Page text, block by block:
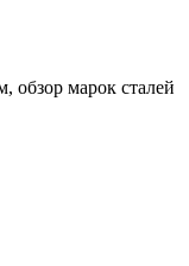
обзор марок сталей